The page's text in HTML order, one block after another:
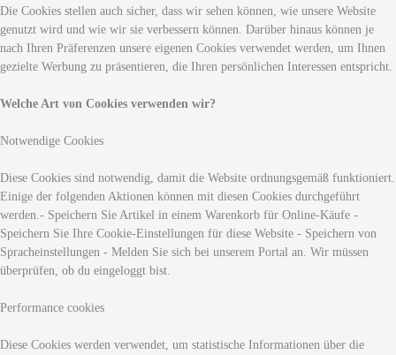
Die Cookies stellen auch sicher, dass wir sehen können, wie unsere Website
genutzt wird und wie wir sie verbessern können. Darüber hinaus können je
nach Ihren Präferenzen unsere eigenen Cookies verwendet werden, um Ihnen
gezielte Werbung zu präsentieren, die Ihren persönlichen Interessen entspricht.
Welche Art von Cookies verwenden wir?
Notwendige Cookies
Diese Cookies sind notwendig, damit die Website ordnungsgemäß funktioniert.
Einige der folgenden Aktionen können mit diesen Cookies durchgeführt
werden.- Speichern Sie Artikel in einem Warenkorb für Online-Käufe -
Speichern Sie Ihre Cookie-Einstellungen für diese Website - Speichern von
Spracheinstellungen - Melden Sie sich bei unserem Portal an. Wir müssen
überprüfen, ob du eingeloggt bist.
Performance cookies
Diese Cookies werden verwendet, um statistische Informationen über die